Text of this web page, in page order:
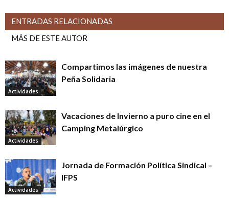
ENTRADAS RELACIONADAS
MÁS DE ESTE AUTOR
Actividades
Compartimos las imágenes de nuestra
Peña Solidaria
Actividades
Vacaciones de Invierno a puro cine en el
Camping Metalúrgico
Actividades
Jornada de Formación Política Sindical –
IFPS